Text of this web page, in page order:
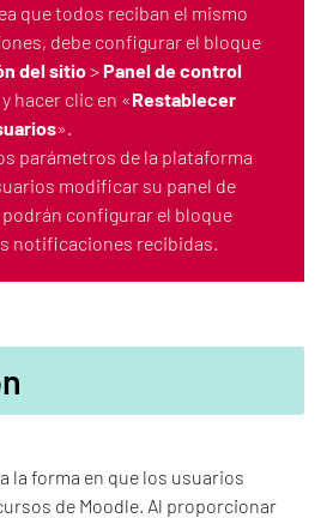
que todos reciban el mismo
debe configurar el bloque
del sitio>Panel de control
y hacer clic en «Restablecer
».
parámetros de la plataforma
modificar su panel de
configurar el bloque
notificaciones recibidas.
la forma en que los usuarios
de Moodle. Al proporcionar